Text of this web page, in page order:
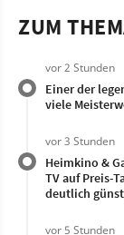
ZUM
vor 2 Stunden
Einer der
viele
vor 3 Stunden
Heimkino &
TV auf Preis-
deutlich
vor 5 Stunden